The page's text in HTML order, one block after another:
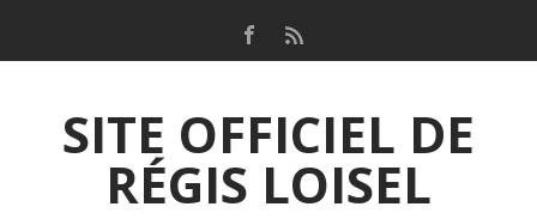
SITE OFFICIEL DE
RÉGIS LOISEL